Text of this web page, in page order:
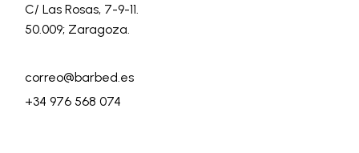
C/ Las Rosas, 7-9-11.
50.009; Zaragoza.
correo@barbed.es
+34 976 568 074